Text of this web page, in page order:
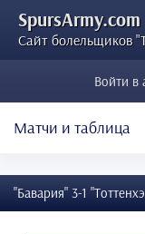
SpursArmy.com
Сайт болельщиков
Войти в
Матчи и таблица
"Бавария" 3-1